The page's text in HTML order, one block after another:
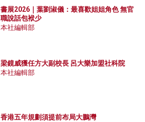
書展2026｜葉劉淑儀：最喜歡姐姐角色 無官
職說話包袱少
本社編輯部
梁鏡威獲任方大副校長 呂大樂加盟社科院
本社編輯部
香港五年規劃須提前布局大鵬灣